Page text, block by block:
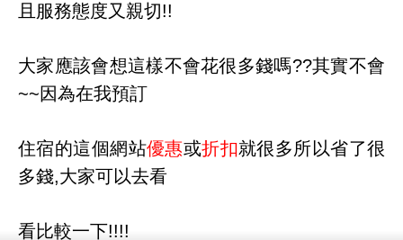
且服務態度又親切!!
大家應該會想這樣不會花很多錢嗎??其實不會
~~因為在我預訂
住宿的這個網站優惠或折扣就很多所以省了很
多錢,大家可以去看
看比較一下!!!!